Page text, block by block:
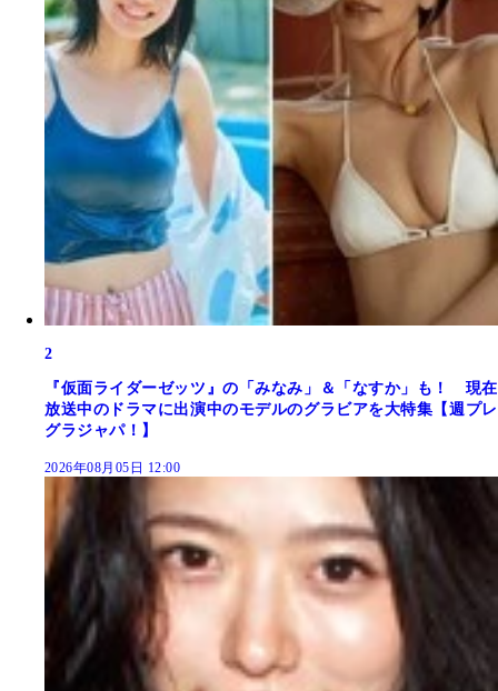
2
『仮面ライダーゼッツ』の「みなみ」＆「なすか」も！ 現在
放送中のドラマに出演中のモデルのグラビアを大特集【週プレ
グラジャパ！】
2026年08月05日 12:00